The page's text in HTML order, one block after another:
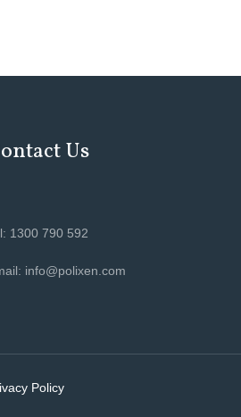
Us
1300 790 592
info@polixen.com
Policy